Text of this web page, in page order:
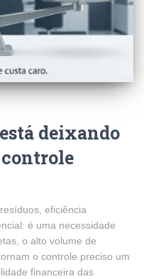
deixando
eficiência
é uma necessidade
o alto volume de
o controle preciso um
financeira das